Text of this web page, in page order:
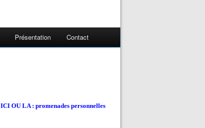
Présentation Contact
ICI OU LA : promenades personnelles